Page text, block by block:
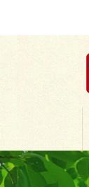
テ
ゲ